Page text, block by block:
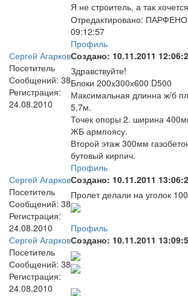
Я не строитель, а так
Отредактировано:
09:12:57
Профиль
Сергей Агарков
Посетитель
Сообщений: 38
Регистрация:
24.08.2010
Создано: 10.11.2011
Здравствуйте!
Блоки 200х300х600 D500
Максимальная длинна ж/б
5,7м.
Точек опоры 2. ширина
ЖБ армпоясу.
Второй этаж 300мм
бутовый кирпич.
Профиль
Сергей Агарков
Посетитель
Сообщений: 38
Регистрация:
24.08.2010
Создано: 10.11.2011
Пролет делали на уголок
Профиль
Сергей Агарков
Посетитель
Сообщений: 38
Регистрация:
24.08.2010
Создано: 10.11.2011